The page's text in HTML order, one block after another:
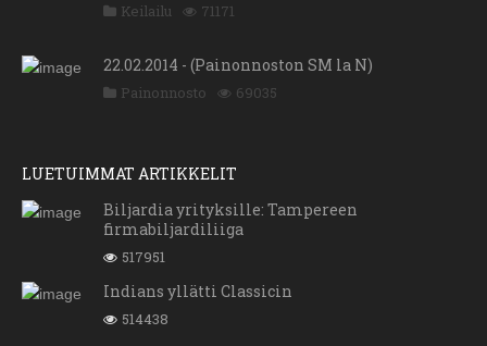
Keilailu 71171
22.02.2014 - (Painonnoston SM la N)
Painonnosto 69035
LUETUIMMAT ARTIKKELIT
Biljardia yrityksille: Tampereen
firmabiljardiliiga
517951
Indians yllätti Classicin
514438